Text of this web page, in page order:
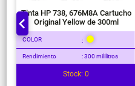
Tinta HP 738, 676M8A Cartucho
Original Yellow de 300ml
COLOR
Rendimiento : 300 mililitros
Stock: 0